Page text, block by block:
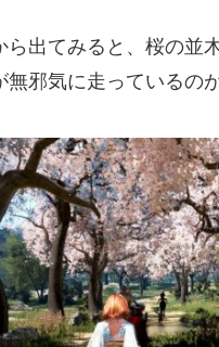
ら出てみると、桜の並
無邪気に走っているの